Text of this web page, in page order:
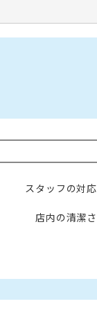
スタッフの対応
店内の清潔さ